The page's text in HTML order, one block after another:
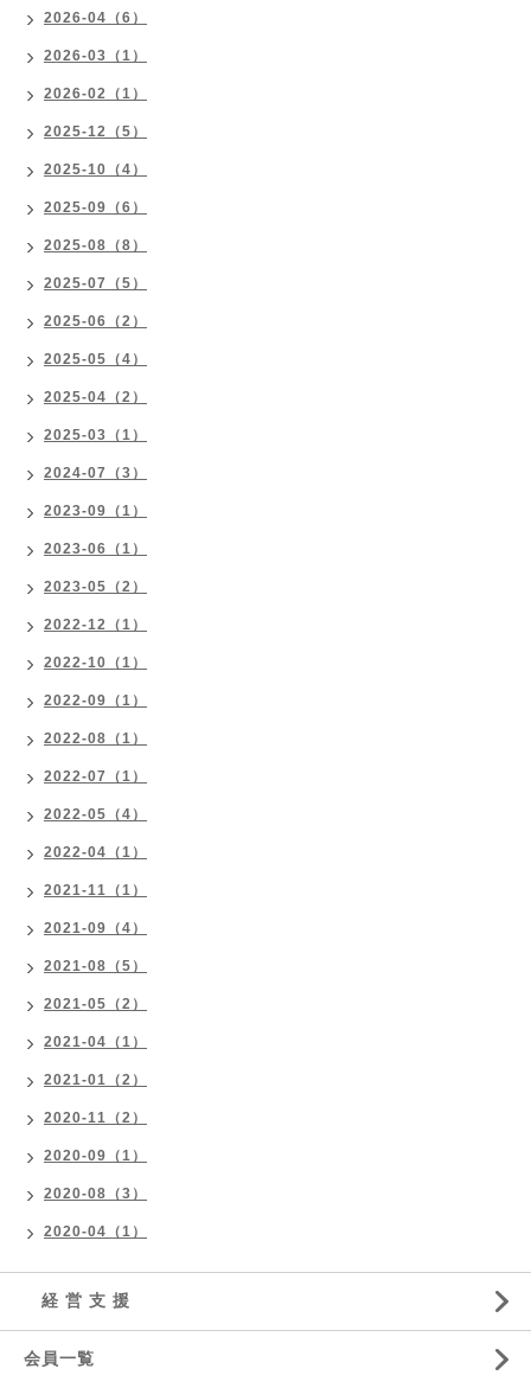
2026-04（6）
2026-03（1）
2026-02（1）
2025-12（5）
2025-10（4）
2025-09（6）
2025-08（8）
2025-07（5）
2025-06（2）
2025-05（4）
2025-04（2）
2025-03（1）
2024-07（3）
2023-09（1）
2023-06（1）
2023-05（2）
2022-12（1）
2022-10（1）
2022-09（1）
2022-08（1）
2022-07（1）
2022-05（4）
2022-04（1）
2021-11（1）
2021-09（4）
2021-08（5）
2021-05（2）
2021-04（1）
2021-01（2）
2020-11（2）
2020-09（1）
2020-08（3）
2020-04（1）
経 営 支 援
会員一覧